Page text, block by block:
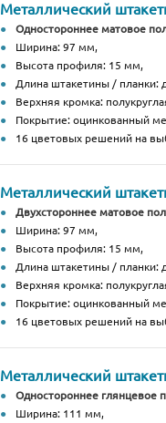
Металлический
Одностороннее матовое
Ширина: 97 мм,
Высота профиля: 15 мм,
Длина штакетины / планки:
Верхняя кромка:
Покрытие: оцинкованный
16 цветовых решений на
Металлический
Двухстороннее матовое
Ширина: 97 мм,
Высота профиля: 15 мм,
Длина штакетины / планки:
Верхняя кромка:
Покрытие: оцинкованный
16 цветовых решений на
Металлический
Одностороннее глянцевое
Ширина: 111 мм,